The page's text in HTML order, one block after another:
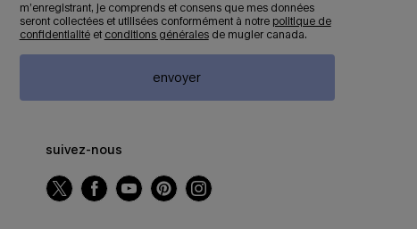
m’enregistrant, je comprends et consens que mes données
seront collectées et utilisées conformément à notre politique de
confidentialitéet conditions généralesde mugler canada.
envoyer
suivez-nous